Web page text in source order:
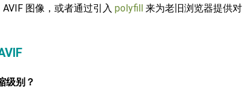
图像，或者通过引入 polyfill
来为老旧浏览器提供对
级别？